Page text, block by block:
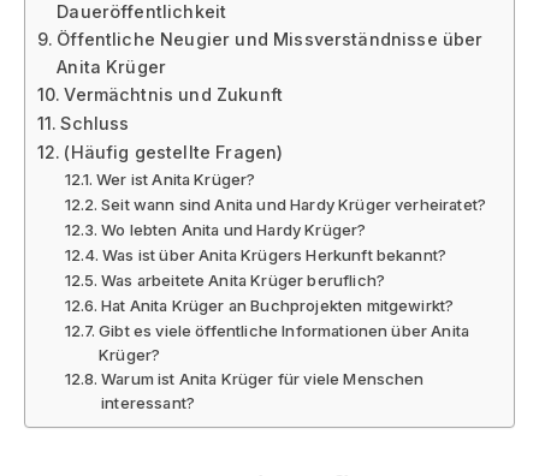
Daueröffentlichkeit
Öffentliche Neugier und Missverständnisse über
Anita Krüger
Vermächtnis und Zukunft
Schluss
(Häufig gestellte Fragen)
Wer ist Anita Krüger?
Seit wann sind Anita und Hardy Krüger verheiratet?
Wo lebten Anita und Hardy Krüger?
Was ist über Anita Krügers Herkunft bekannt?
Was arbeitete Anita Krüger beruflich?
Hat Anita Krüger an Buchprojekten mitgewirkt?
Gibt es viele öffentliche Informationen über Anita
Krüger?
Warum ist Anita Krüger für viele Menschen
interessant?